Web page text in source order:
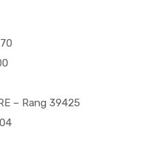
– Rang 39425